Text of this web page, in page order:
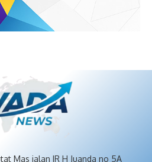
Mas jalan IR H Juanda no 5A